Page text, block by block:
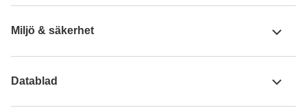
Miljö & säkerhet
Datablad